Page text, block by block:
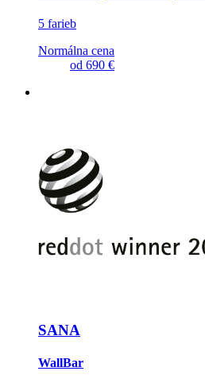
5 farieb
Normálna cena
od 690 €
SANA
WallBar